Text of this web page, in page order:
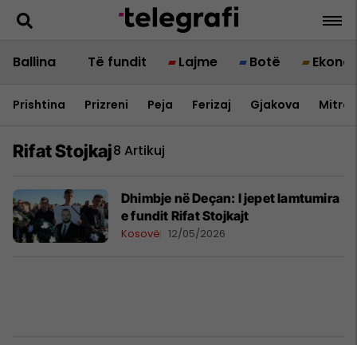
Ballina Të fundit Lajme Botë
Prishtina Prizreni Peja Ferizaj Gjakova
Rifat Stojkaj8 Artikuj
Dhimbje në Deçan: I jepet lamtumira
e fundit Rifat Stojkajt
Kosovë 12/05/2026